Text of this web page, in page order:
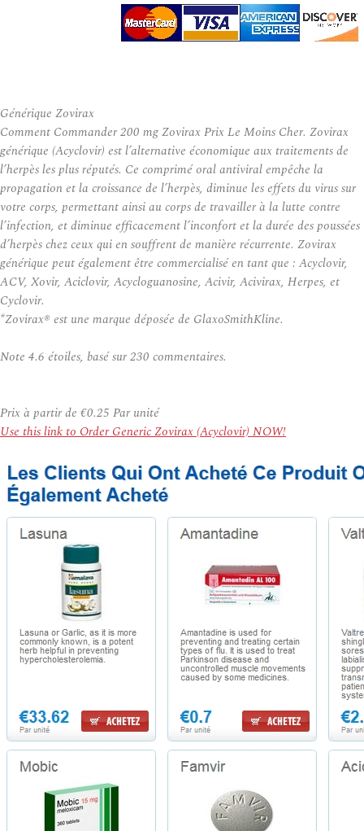
Générique Zovirax
Comment Commander 200 mg Zovirax Prix Le Moins Cher. Zovirax
générique (Acyclovir) est l’alternative économique aux traitements de
l’herpès les plus réputés. Ce comprimé oral antiviral empêche la
propagation et la croissance de l’herpès, diminue les effets du virus sur
votre corps, permettant ainsi au corps de travailler à la lutte contre
l’infection, et diminue efficacement l’inconfort et la durée des poussées
d’herpès chez ceux qui en souffrent de manière récurrente. Zovirax
générique peut également être commercialisé en tant que : Acyclovir,
ACV, Xovir, Aciclovir, Acycloguanosine, Acivir, Acivirax, Herpes, et
Cyclovir.
*Zovirax® est une marque déposée de GlaxoSmithKline.
Note 4.6 étoiles, basé sur230 commentaires.
Prix à partir de €0.25 Par unité
Use this link to Order Generic Zovirax (Acyclovir) NOW!